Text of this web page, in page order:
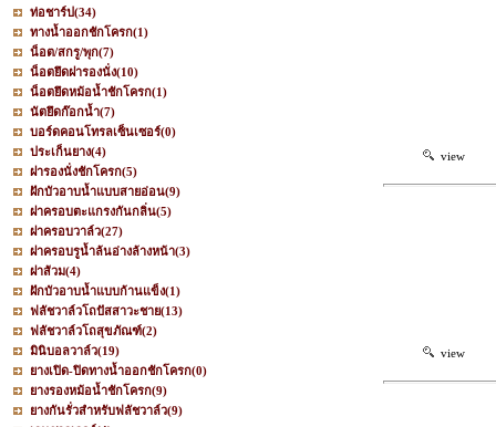
ท่อชาร์ป(34)
ทางน้ำออกชักโครก(1)
น็อต/สกรู/พุก(7)
น็อตยึดฝารองนั่ง(10)
น็อตยึดหม้อน้ำชักโครก(1)
นัตยึดก๊อกน้ำ(7)
บอร์ดคอนโทรลเซ็นเซอร์(0)
ประเก็นยาง(4)
ฝารองนั่งชักโครก(5)
ฝักบัวอาบน้ำแบบสายอ่อน(9)
ฝาครอบตะแกรงกันกลิ่น(5)
ฝาครอบวาล์ว(27)
ฝาครอบรูน้ำล้นอ่างล้างหน้า(3)
ฝาส้วม(4)
ฝักบัวอาบน้ำแบบก้านแข็ง(1)
ฟลัชวาล์วโถปัสสาวะชาย(13)
ฟลัชวาล์วโถสุขภัณฑ์(2)
มินิบอลวาล์ว(19)
ยางเปิด-ปิดทางน้ำออกชักโครก(0)
ยางรองหม้อน้ำชักโครก(9)
ยางกันรั่วสำหรับฟลัชวาล์ว(9)
view
view